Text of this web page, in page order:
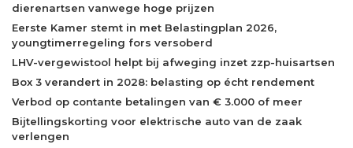
dierenartsen vanwege hoge prijzen
Eerste Kamer stemt in met Belastingplan 2026,
youngtimerregeling fors versoberd
LHV-vergewistool helpt bij afweging inzet zzp-huisartsen
Box 3 verandert in 2028: belasting op écht rendement
Verbod op contante betalingen van € 3.000 of meer
Bijtellingskorting voor elektrische auto van de zaak
verlengen